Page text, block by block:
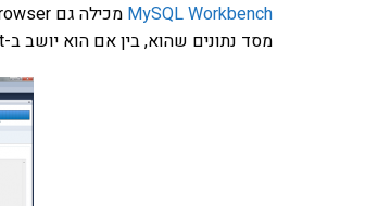
MySQL Workbench
מסד נתונים שהוא, בין אם הוא יושב ב-Local host, ברשת הפנימית או ברשת האינטרנט.